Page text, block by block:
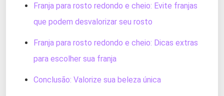
Franja para rosto redondo e cheio: Evite franjas
que podem desvalorizar seu rosto
Franja para rosto redondo e cheio: Dicas extras
para escolher sua franja
Conclusão: Valorize sua beleza única